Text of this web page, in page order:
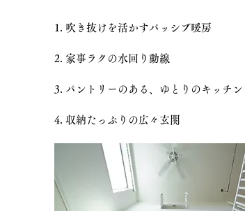
1. 吹き抜けを活かすパッシブ暖房
2. 家事ラクの水回り動線
3. パントリーのある、ゆとりのキッチン
4. 収納たっぷりの広々玄関